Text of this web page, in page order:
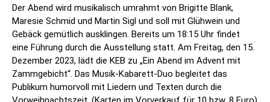
Der Abend wird musikalisch umrahmt von Brigitte Blank,
Maresie Schmid und Martin Sigl und soll mit Glühwein und
Gebäck gemütlich ausklingen. Bereits um 18:15 Uhr findet
eine Führung durch die Ausstellung statt. Am Freitag, den 15.
Dezember 2023, lädt die KEB zu „Ein Abend im Advent mit
Zammgebicht“. Das Musik-Kabarett-Duo begleitet das
Publikum humorvoll mit Liedern und Texten durch die